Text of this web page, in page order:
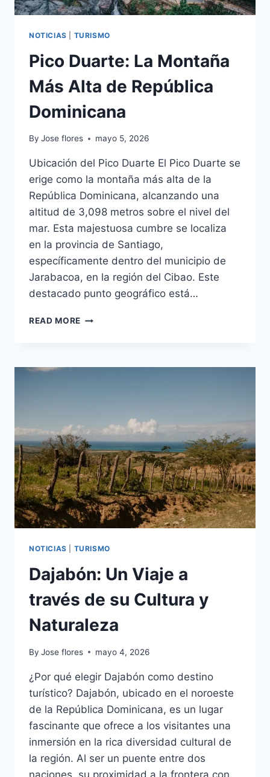
NOTICIAS TURISMO
Pico Duarte: La Montaña
Más Alta de República
Dominicana
By Jose flores mayo 5, 2026
Ubicación del Pico Duarte El Pico Duarte se
erige como la montaña más alta de la
República Dominicana, alcanzando una
altitud de 3,098 metros sobre el nivel del
mar. Esta majestuosa cumbre se localiza
en la provincia de Santiago,
específicamente dentro del municipio de
Jarabacoa, en la región del Cibao. Este
destacado punto geográfico está…
READ MORE PICO
MÁS
DOMINICANA
NOTICIAS TURISMO
Dajabón: Un Viaje a
través de su Cultura y
Naturaleza
By Jose flores mayo 4, 2026
¿Por qué elegir Dajabón como destino
turístico? Dajabón, ubicado en el noroeste
de la República Dominicana, es un lugar
fascinante que ofrece a los visitantes una
inmersión en la rica diversidad cultural de
la región. Al ser un puente entre dos
naciones, su proximidad a la frontera con